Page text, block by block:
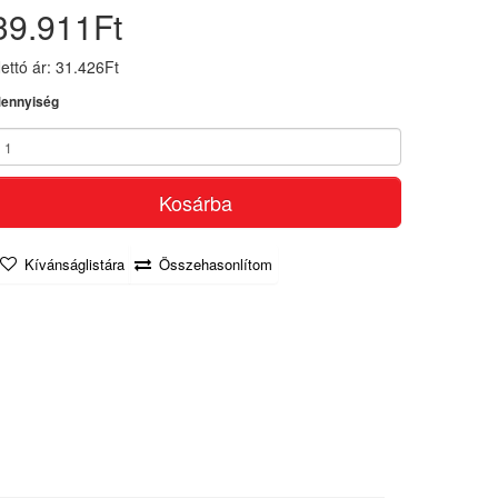
ár: 31.426Ft
Kosárba
Kívánságlistára Összehasonlítom